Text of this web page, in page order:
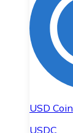
USD Coin
USDC